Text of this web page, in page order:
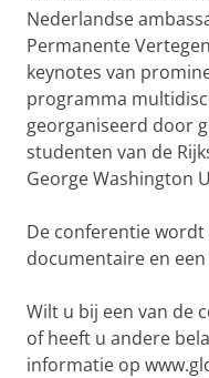
Nederlandse
Permanente
keynotes van
programma
georganiseerd door
studenten van de
George Washington
De conferentie wordt
documentaire en een
Wilt u bij een van de
of heeft u andere
informatie op